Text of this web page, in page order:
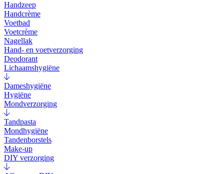
Handzeep
Handcrème
Voetbad
Voetcrème
Nagellak
Hand- en voetverzorging
Deodorant
Lichaamshygiëne
Dameshygiëne
Hygiëne
Mondverzorging
Tandpasta
Mondhygiëne
Tandenborstels
Make-up
DIY verzorging